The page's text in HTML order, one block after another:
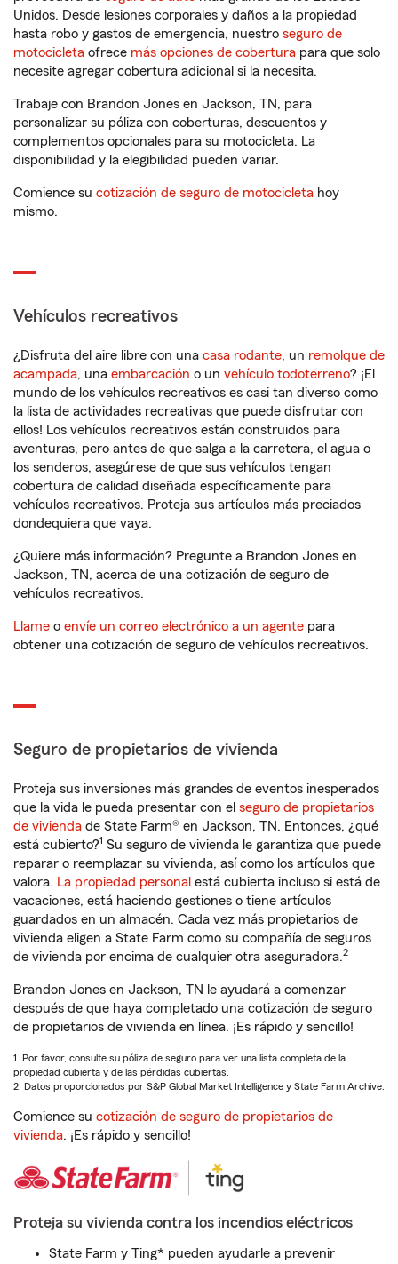
Unidos. Desde lesiones corporales y daños a la propiedad
hasta robo y gastos de emergencia, nuestro seguro de
motocicleta ofrece más opciones de cobertura para que solo
necesite agregar cobertura adicional si la necesita.
Trabaje con Brandon Jones en Jackson, TN, para
personalizar su póliza con coberturas, descuentos y
complementos opcionales para su motocicleta. La
disponibilidad y la elegibilidad pueden variar.
Comience su cotización de seguro de motocicleta hoy
mismo.
Vehículos recreativos
¿Disfruta del aire libre con una casa rodante, un remolque de
acampada, una embarcación o un vehículo todoterreno? ¡El
mundo de los vehículos recreativos es casi tan diverso como
la lista de actividades recreativas que puede disfrutar con
ellos! Los vehículos recreativos están construidos para
aventuras, pero antes de que salga a la carretera, el agua o
los senderos, asegúrese de que sus vehículos tengan
cobertura de calidad diseñada específicamente para
vehículos recreativos. Proteja sus artículos más preciados
dondequiera que vaya.
¿Quiere más información? Pregunte a Brandon Jones en
Jackson, TN, acerca de una cotización de seguro de
vehículos recreativos.
Llame o envíe un correo electrónico a un agente para
obtener una cotización de seguro de vehículos recreativos.
Seguro de propietarios de vivienda
Proteja sus inversiones más grandes de eventos inesperados
que la vida le pueda presentar con el seguro de propietarios
de vivienda de State Farm® en Jackson, TN. Entonces, ¿qué
está cubierto?1 Su seguro de vivienda le garantiza que puede
reparar o reemplazar su vivienda, así como los artículos que
valora. La propiedad personal está cubierta incluso si está de
vacaciones, está haciendo gestiones o tiene artículos
guardados en un almacén. Cada vez más propietarios de
vivienda eligen a State Farm como su compañía de seguros
de vivienda por encima de cualquier otra aseguradora.2
Brandon Jones en Jackson, TN le ayudará a comenzar
después de que haya completado una cotización de seguro
de propietarios de vivienda en línea. ¡Es rápido y sencillo!
1. Por favor, consulte su póliza de seguro para ver una lista completa de la
propiedad cubierta y de las pérdidas cubiertas.
2. Datos proporcionados por S&P Global Market Intelligence y State Farm Archive.
Comience su cotización de seguro de propietarios de
vivienda. ¡Es rápido y sencillo!
Proteja su vivienda contra los incendios eléctricos
State Farm y Ting* pueden ayudarle a prevenir